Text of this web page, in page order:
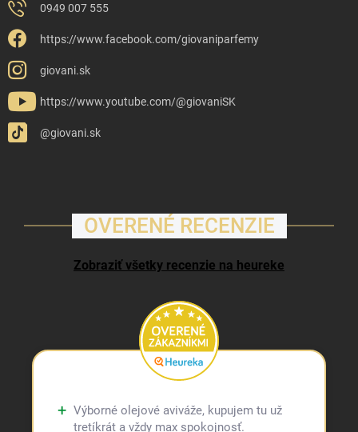
0949 007 555
https://www.facebook.com/giovaniparfemy
giovani.sk
https://www.youtube.com/@giovaniSK
@giovani.sk
OVERENÉ RECENZIE
Zobraziť všetky recenzie na heureke
Výborné olejové aviváže, kupujem tu už
tretíkrát a vždy max spokojnosť.